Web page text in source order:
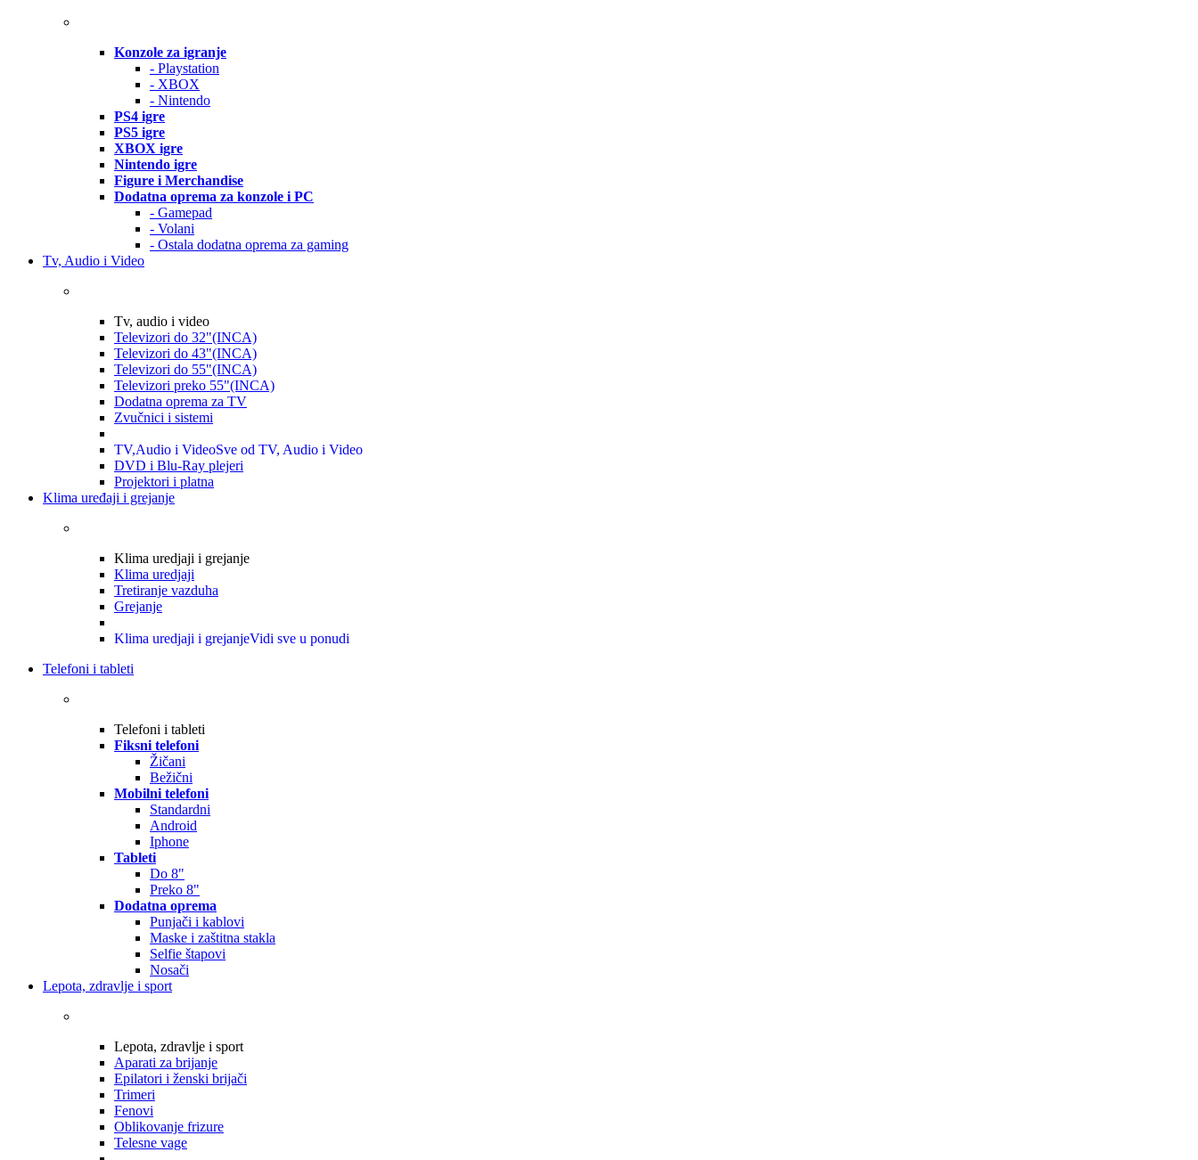
Konzole za igranje
- Playstation
- XBOX
- Nintendo
PS4 igre
PS5 igre
XBOX igre
Nintendo igre
Figure i Merchandise
Dodatna oprema za konzole i PC
- Gamepad
- Volani
- Ostala dodatna oprema za gaming
Tv, Audio i Video
Tv, audio i video
Televizori do 32"(INCA)
Televizori do 43"(INCA)
Televizori do 55"(INCA)
Televizori preko 55"(INCA)
Dodatna oprema za TV
Zvučnici i sistemi
TV,Audio i VideoSve od TV, Audio i Video
DVD i Blu-Ray plejeri
Projektori i platna
Klima uređaji i grejanje
Klima uredjaji i grejanje
Klima uredjaji
Tretiranje vazduha
Grejanje
Klima uredjaji i grejanjeVidi sve u ponudi
Telefoni i tableti
Telefoni i tableti
Fiksni telefoni
Žičani
Bežični
Mobilni telefoni
Standardni
Android
Iphone
Tableti
Do 8"
Preko 8"
Dodatna oprema
Punjači i kablovi
Maske i zaštitna stakla
Selfie štapovi
Nosači
Lepota, zdravlje i sport
Lepota, zdravlje i sport
Aparati za brijanje
Epilatori i ženski brijači
Trimeri
Fenovi
Oblikovanje frizure
Telesne vage